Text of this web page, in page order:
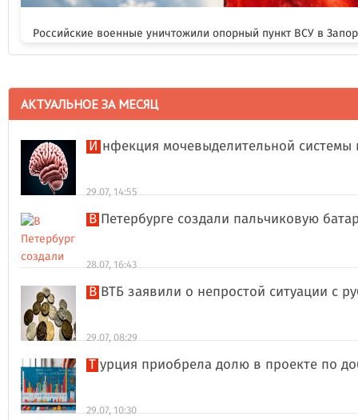
Российские военные уничтожили опорный пункт ВСУ в
АКТУАЛЬНОЕ ЗА МЕСЯЦ
Инфекция мочевыделительной
29.07, 14:55
В Петербурге создали пальчиковую
28.07, 16:43
В ВТБ заявили о непростой ситуации с
29.07, 08:29
Турция приобрела долю в проекте по
29.07, 10:30